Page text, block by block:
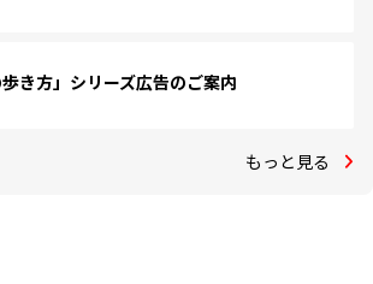
歩き方」シリーズ広告のご案内
もっと見る